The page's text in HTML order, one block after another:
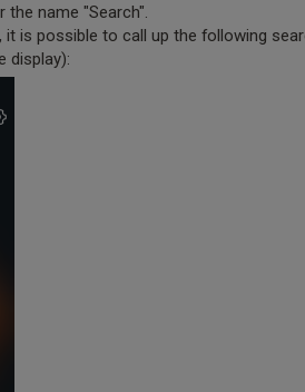
the name "Search".
it is possible to call up the following
display):